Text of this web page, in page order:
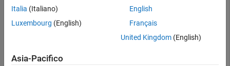
rref(sym(magic(4)))
ans =
Italia (Italiano)
Luxembourg (English)
English
Français
United Kingdom(English)
Asia-Pacifico